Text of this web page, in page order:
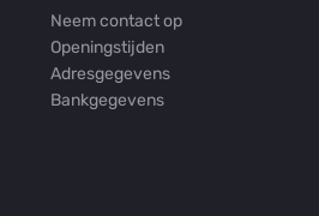
Neem contact op
Openingstijden
Adresgegevens
Bankgegevens